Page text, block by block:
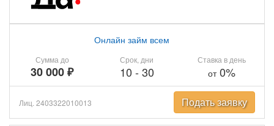
Сумма до
30 000 ₽
Онлайн займ всем
Срок, дни
10 - 30
Ставка в день
от0%
Лиц. 2403322010013 Подать заявку